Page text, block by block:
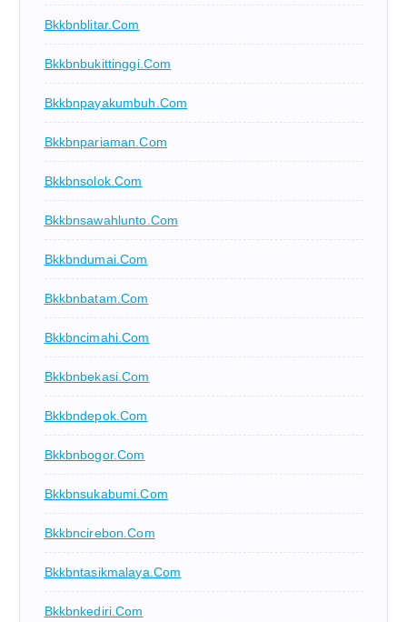
Bkkbnblitar.com
Bkkbnbukittinggi.com
Bkkbnpayakumbuh.com
Bkkbnpariaman.com
Bkkbnsolok.com
Bkkbnsawahlunto.com
Bkkbndumai.com
Bkkbnbatam.com
Bkkbncimahi.com
Bkkbnbekasi.com
Bkkbndepok.com
Bkkbnbogor.com
Bkkbnsukabumi.com
Bkkbncirebon.com
Bkkbntasikmalaya.com
Bkkbnkediri.com